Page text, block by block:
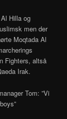
Hilla og
men der
Moqtada Al
Fighters, altså
Irak.
Tom: ”Vi